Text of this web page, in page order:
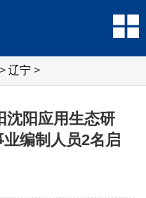
> 辽宁 >
沈阳应用生态研
编制人员2名启